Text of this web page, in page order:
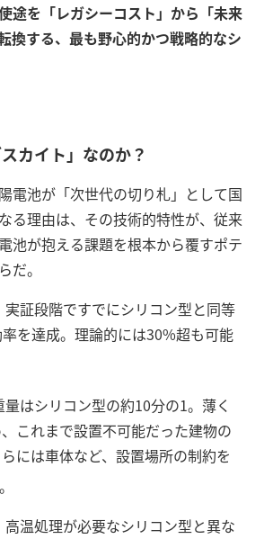
途を「レガシーコスト」から「未来
換する、最も野心的かつ戦略的なシ
カイト」なのか？
電池が「次世代の切り札」として国
る理由は、その技術的特性が、従来
池が抱える課題を根本から覆すポテ
だ。
実証段階ですでにシリコン型と同等
を達成。理論的には30%超も可能
量はシリコン型の約10分の1。薄く
これまで設置不可能だった建物の
には車体など、設置場所の制約を
。
高温処理が必要なシリコン型と異な